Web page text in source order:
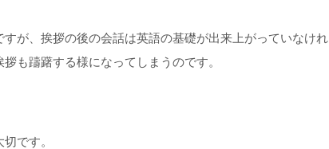
が、挨拶の後の会話は英語の基礎が出来上がっていなけれ
も躊躇する様になってしまうのです。
です。